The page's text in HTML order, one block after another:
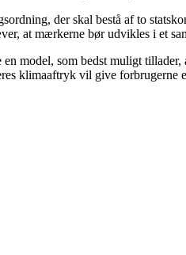
der skal bestå af to
at mærkerne bør udvikles i et
model, som bedst muligt
klimaaftryk vil give